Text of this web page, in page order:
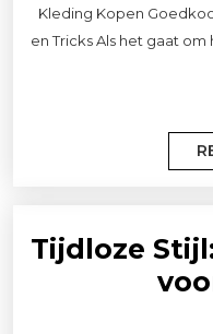
Kleding Kopen
en Tricks Als het gaat
Tijdloze